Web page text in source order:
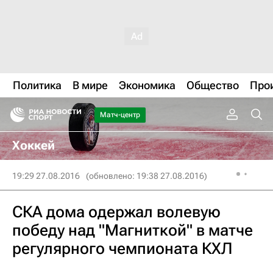
Политика В мире Экономика Общество
Матч-центр
Хоккей
19:29 27.08.2016 (обновлено: 19:38 27.08.2016)
СКА дома одержал волевую
победу над "Магниткой" в матче
регулярного чемпионата КХЛ